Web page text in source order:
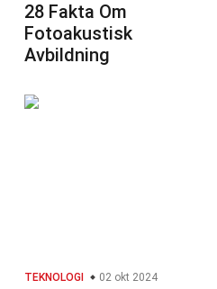
28 Fakta Om
Fotoakustisk
Avbildning
TEKNOLOGI 02 okt 2024